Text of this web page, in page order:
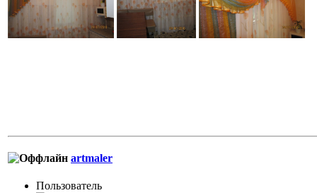
artmaler
Пользовaтeль